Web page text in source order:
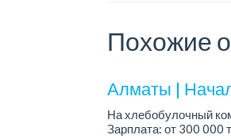
Похожие
Алматы |
На хлебобулочный
Зарплата: от 300 000